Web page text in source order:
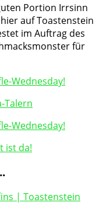
Portion Irrsinn
auf Toastenstein
im Auftrag des
für
Talern
ist da!